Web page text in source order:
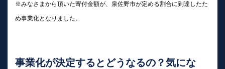
※みなさまから頂いた寄付金額が、泉佐野市が定める割合に到達したた
め事業化となりました。
事業化が決定するとどうなるの？気にな